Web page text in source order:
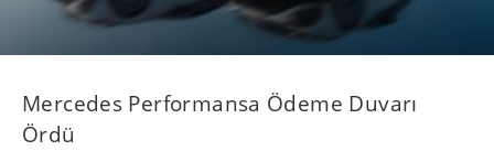
Mercedes Performansa Ödeme Duvarı
Ördü